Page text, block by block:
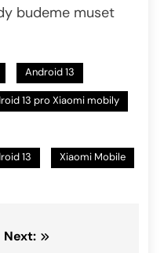
budeme muset
Android 13
13 pro Xiaomi mobily
13 Xiaomi Mobile
Next: